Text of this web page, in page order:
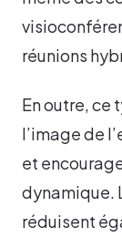
réunions
En outre, ce
l’image de
et
dynamique.
réduisent